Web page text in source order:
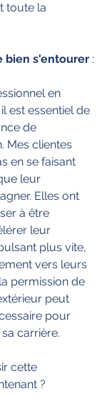
toute la
bien s'entourer :
en
est essentiel de
de
Mes clientes
en se faisant
leur
Elles ont
à être
leur
plus vite,
vers leurs
permission de
peut
pour
carrière.
cette
?